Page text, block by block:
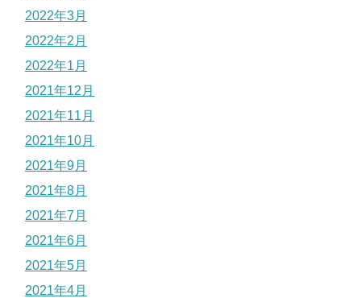
2022年3月
2022年2月
2022年1月
2021年12月
2021年11月
2021年10月
2021年9月
2021年8月
2021年7月
2021年6月
2021年5月
2021年4月